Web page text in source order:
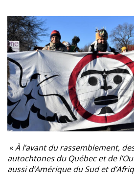
«À l’avant du rassemblement,
autochtones du Québec et de
aussi d’Amérique du Sud et